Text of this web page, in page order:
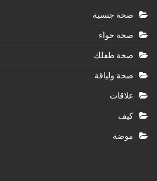
صحة جنسية
صحة حواء
صحة طفلك
صحة ولياقة
علاقات
كيف
موضة